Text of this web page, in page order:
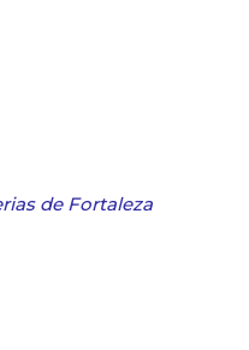
de Fortaleza